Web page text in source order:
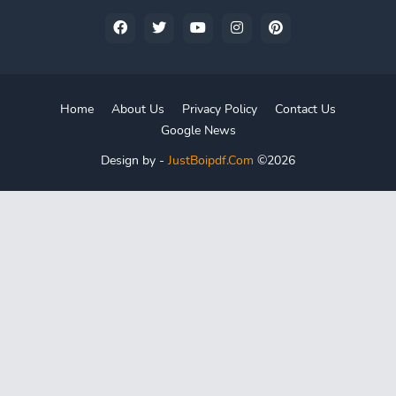
Design by - JustBoipdf.Com ©2026
Home About Us Privacy Policy
Contact Us
Google News